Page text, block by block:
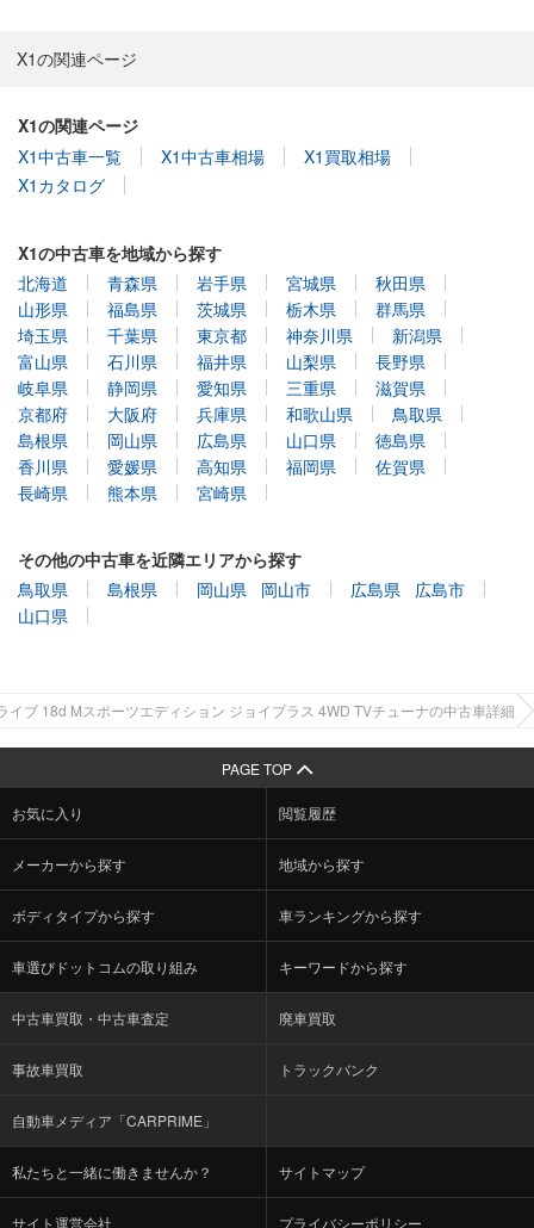
X1の関連ページ
X1の関連ページ
X1中古車一覧
X1中古車相場
X1買取相場
X1カタログ
X1の中古車を地域から探す
北海道
青森県 岩手県 宮城県
秋田県
山形県
福島県 茨城県 栃木県
群馬県
埼玉県
千葉県 東京都 神奈川県
新潟県
富山県
石川県 福井県 山梨県
長野県
岐阜県
静岡県 愛知県 三重県
滋賀県
京都府
大阪府 兵庫県 和歌山県
鳥取県
島根県
岡山県 広島県 山口県
徳島県
香川県
愛媛県 高知県 福岡県
佐賀県
長崎県
熊本県 宮崎県
その他の中古車を近隣エリアから探す
鳥取県
島根県 岡山県 岡山市 広島県
広島市
山口県
イブ 18d Mスポーツエディション ジョイプラス 4WD TVチューナの中古車詳細
PAGE TOP
お気に入り 閲覧履歴
メーカーから探す 地域から探す
ボディタイプから探す 車ランキングから探す
車選びドットコムの取り組み キーワードから探す
中古車買取・中古車査定 廃車買取
事故車買取 トラックバンク
自動車メディア「CARPRIME」
私たちと一緒に働きませんか？ サイトマップ
サイト運営会社 プライバシーポリシー